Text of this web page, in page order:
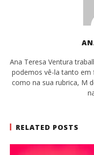
Ana Teresa Ventura
podemos vê-la tanto em
como na sua rubrica, M
RELATED POSTS